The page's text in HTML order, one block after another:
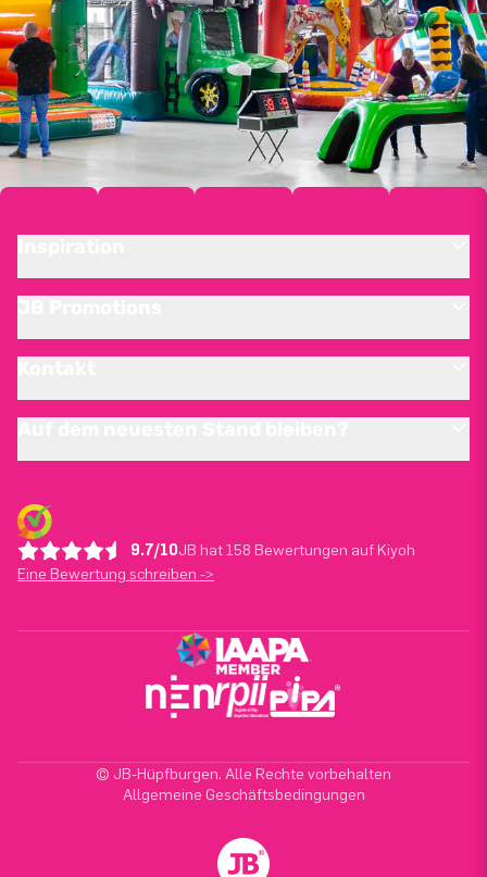
9.7/10JB hat 158 Bewertungen auf Kiyoh
Eine Bewertung schreiben ->
© JB-Hüpfburgen. Alle Rechte vorbehalten
Allgemeine Geschäftsbedingungen